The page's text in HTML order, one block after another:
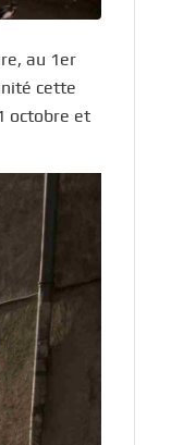
au 1er
cette
octobre et